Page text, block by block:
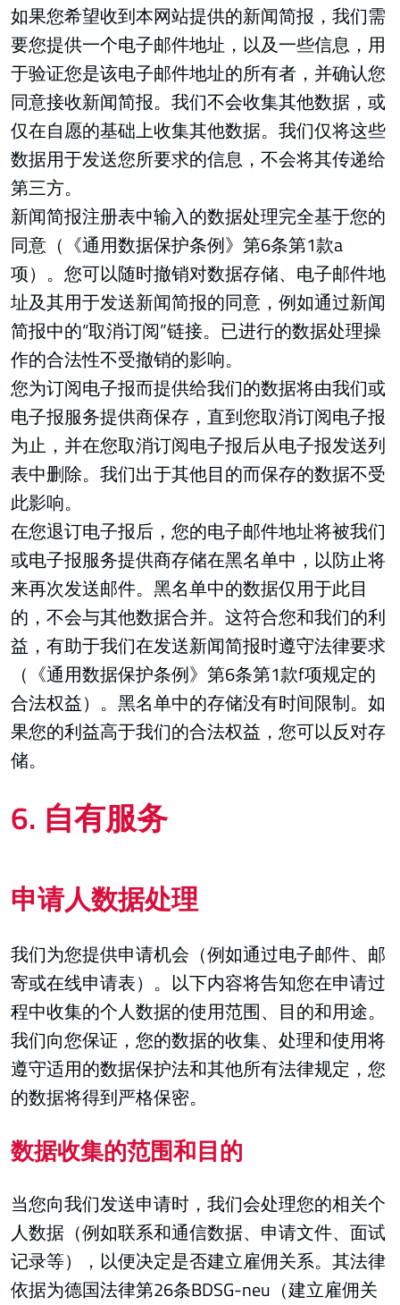
如果您希望收到本网站提供的新闻简报，我们需
要您提供一个电子邮件地址，以及一些信息，用
于验证您是该电子邮件地址的所有者，并确认您
同意接收新闻简报。我们不会收集其他数据，或
仅在自愿的基础上收集其他数据。我们仅将这些
数据用于发送您所要求的信息，不会将其传递给
第三方。
新闻简报注册表中输入的数据处理完全基于您的
同意（《通用数据保护条例》第6条第1款a
项）。您可以随时撤销对数据存储、电子邮件地
址及其用于发送新闻简报的同意，例如通过新闻
简报中的“取消订阅”链接。已进行的数据处理操
作的合法性不受撤销的影响。
您为订阅电子报而提供给我们的数据将由我们或
电子报服务提供商保存，直到您取消订阅电子报
为止，并在您取消订阅电子报后从电子报发送列
表中删除。我们出于其他目的而保存的数据不受
此影响。
在您退订电子报后，您的电子邮件地址将被我们
或电子报服务提供商存储在黑名单中，以防止将
来再次发送邮件。黑名单中的数据仅用于此目
的，不会与其他数据合并。这符合您和我们的利
益，有助于我们在发送新闻简报时遵守法律要求
（《通用数据保护条例》第6条第1款f项规定的
合法权益）。黑名单中的存储没有时间限制。如
果您的利益高于我们的合法权益，您可以反对存
储。
6. 自有服务
申请人数据处理
我们为您提供申请机会（例如通过电子邮件、邮
寄或在线申请表）。以下内容将告知您在申请过
程中收集的个人数据的使用范围、目的和用途。
我们向您保证，您的数据的收集、处理和使用将
遵守适用的数据保护法和其他所有法律规定，您
的数据将得到严格保密。
数据收集的范围和目的
当您向我们发送申请时，我们会处理您的相关个
人数据（例如联系和通信数据、申请文件、面试
记录等），以便决定是否建立雇佣关系。其法律
依据为德国法律第26条BDSG-neu（建立雇佣关